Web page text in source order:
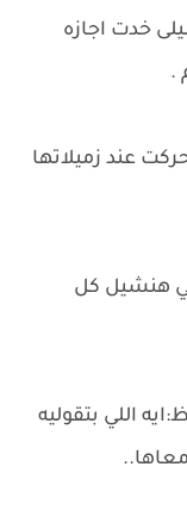
خدت اجازه
.
عند زميلاتها
هنشيل كل
اللي بتقوليه
معاها..